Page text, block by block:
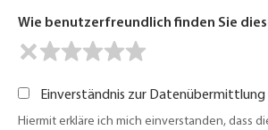
Wie benutzerfreundlich finden Sie
Einverständnis zur Datenübermittlung
Hiermit erkläre ich mich einverstanden, dass